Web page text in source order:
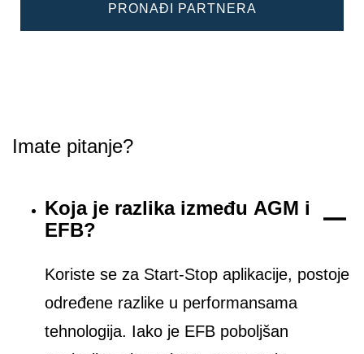
PRONAĐI PARTNERA
Imate pitanje?
Koja je razlika između AGM i
EFB?
Koriste se za Start-Stop aplikacije, postoje
određene razlike u performansama
tehnologija. Iako je EFB poboljšan